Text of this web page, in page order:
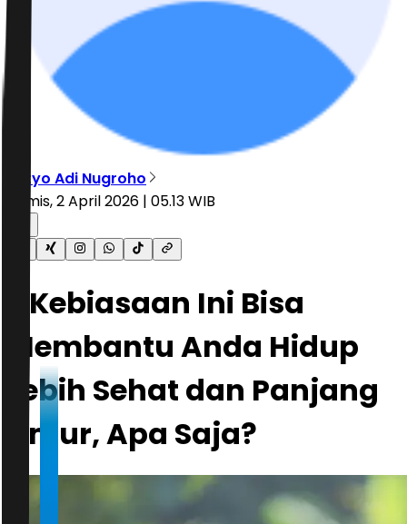
Setyo Adi Nugroho
Kamis, 2 April 2026 | 05.13 WIB
7 Kebiasaan Ini Bisa
Membantu Anda Hidup
Lebih Sehat dan Panjang
Umur, Apa Saja?